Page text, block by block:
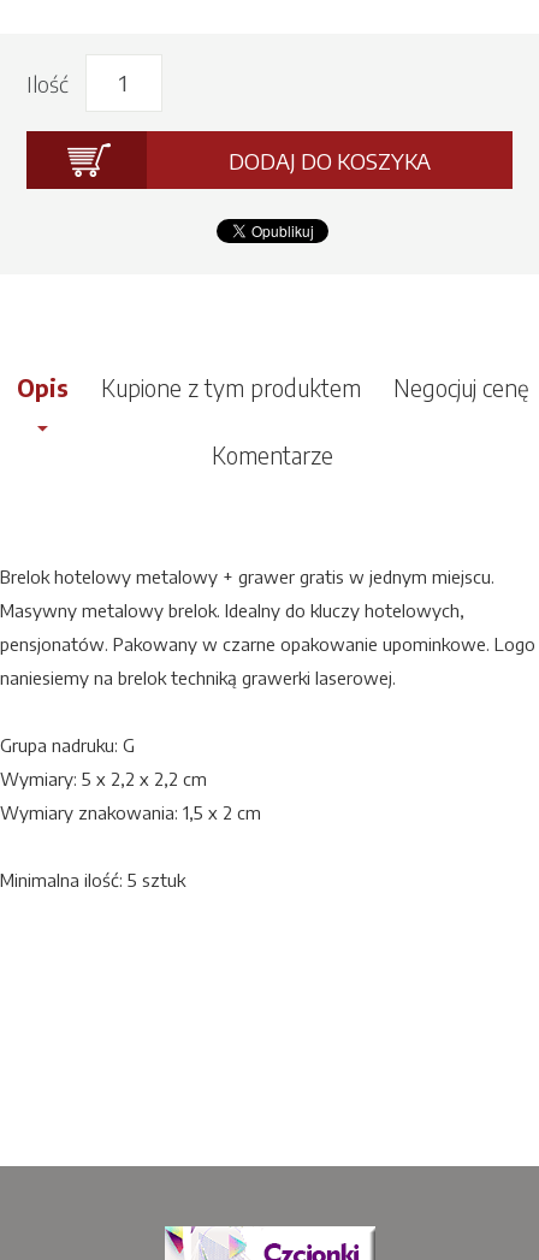
Ilość
DODAJ DO KOSZYKA
Opis Kupione z tym produktem Negocjuj cenę
Komentarze
Brelok hotelowy metalowy + grawer gratis w jednym miejscu.
Masywny metalowy brelok. Idealny do kluczy hotelowych,
pensjonatów. Pakowany w czarne opakowanie upominkowe. Logo
naniesiemy na brelok techniką grawerki laserowej.
Grupa nadruku: G
Wymiary: 5 x 2,2 x 2,2 cm
Wymiary znakowania: 1,5 x 2 cm
Minimalna ilość: 5 sztuk